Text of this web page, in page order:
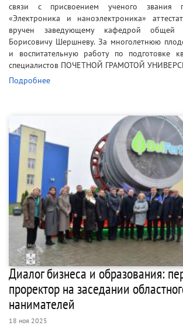
связи с присвоением ученого звания
«Электроника и наноэлектроника»
вручен заведующему кафедрой общей
Борисовичу Шершневу. За многолетнюю
и воспитательную работу по подготовке
специалистов ПОЧЕТНОЙ ГРАМОТОЙ
Подробнее
Диалог бизнеса и образования:
проректор на заседании
нанимателей
18 ноя 2025